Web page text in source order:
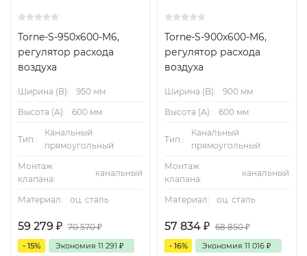
Torne-S-950x600-M6,
регулятор расхода
воздуха
Ширина (B):
950 мм
Высота (А):
600 мм
Тип.:
Канальный
прямоугольный
Монтаж
клапана:
канальный
Материал: оц. сталь
59 279 ₽ 70 570₽
- 15% Экономия 11 291 ₽
Torne-S-900x600-M6,
регулятор расхода
воздуха
Ширина (B):
900 мм
Высота (А):
600 мм
Тип.:
Канальный
прямоугольный
Монтаж
клапана:
канальный
Материал: оц. сталь
57 834 ₽ 68 850₽
- 16% Экономия 11 016 ₽